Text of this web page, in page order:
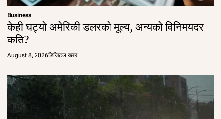
Business
केही घट्यो अमेरिकी डलरको मूल्य, अन्यको विनिमयदर
कति?
August 8, 2026डिजिटल खबर